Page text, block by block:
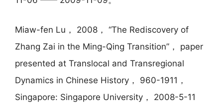
Miaw-fen Lu， 2008， “The Rediscovery of
Zhang Zai in the Ming-Qing Transition”， paper
presented at Translocal and Transregional
Dynamics in Chinese History， 960-1911，
Singapore: Singapore University， 2008-5-11